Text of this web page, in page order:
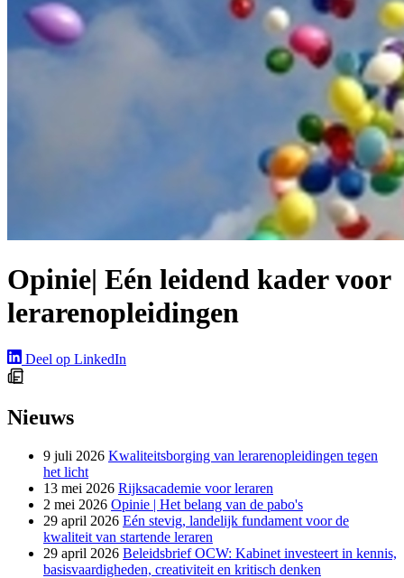
Opinie| Eén leidend kader voor
lerarenopleidingen
Deel op LinkedIn
Nieuws
9 juli 2026 Kwaliteitsborging van lerarenopleidingen tegen
het licht
13 mei 2026 Rijksacademie voor leraren
2 mei 2026 Opinie | Het belang van de pabo's
29 april 2026 Eén stevig, landelijk fundament voor de
kwaliteit van startende leraren
29 april 2026 Beleidsbrief OCW: Kabinet investeert in kennis,
basisvaardigheden, creativiteit en kritisch denken